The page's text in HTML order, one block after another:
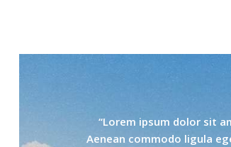
“Lorem ipsum dolor sit
Aenean commodo ligula